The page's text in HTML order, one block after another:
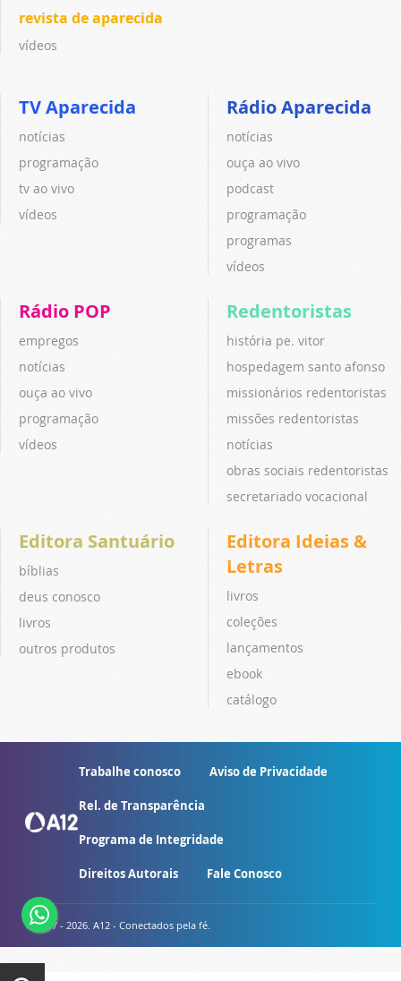
revista de aparecida
vídeos
TV Aparecida
notícias
programação
tv ao vivo
vídeos
Rádio Aparecida
notícias
ouça ao vivo
podcast
programação
programas
vídeos
Rádio POP
empregos
notícias
ouça ao vivo
programação
vídeos
Redentoristas
história pe. vitor
hospedagem santo afonso
missionários redentoristas
missões redentoristas
notícias
obras sociais redentoristas
secretariado vocacional
Editora Santuário
bíblias
deus conosco
livros
outros produtos
Editora Ideias &
Letras
livros
coleções
lançamentos
ebook
catálogo
Trabalhe conosco Aviso de Privacidade
Rel. de Transparência
Programa de Integridade
Direitos Autorais Fale Conosco
© 2007 - 2026. A12 - Conectados pela fé.